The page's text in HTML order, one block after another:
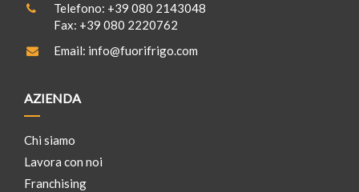
Telefono: +39 080 2143048
Fax: +39 080 2220762
Email: info@fuorifrigo.com
AZIENDA
Chi siamo
Lavora con noi
Franchising